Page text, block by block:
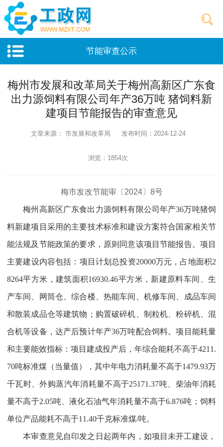
节能审查公示
梅州市发展和改革局关于梅州高新区广东食
出力源饲料有限公司年产36万吨 猪饲料新
建项目节能报告的审查意见
文章来源： 市发展和改革局 发布时间：2024-12-24
浏览：1854次
梅市发改节能审〔2024〕8号
梅州高新区广东食出力源饲料有限公司年产36万吨猪饲
料新建项目采用的主要技术标准和建设方案符合国家相关节
能法规及节能政策的要求，原则同意该项目节能报告。项目
主要建设内容包括：项目计划总投资20000万元，占地面积2
8264平方米，建筑面积16930.46平方米，新建原料车间、生
产车间、网筒仓、综合楼、热能车间、机修车间、成品车间
和散装成品仓等建筑物；购置破碎机、制粒机、粉碎机、混
合机等设备，达产后预计年产36万吨配合饲料。项目能耗量
和主要能效指标：项目建成投产后，年综合能耗不高于4211.
70吨标准煤（当量值），其中年电力消耗量不高于1479.93万
千瓦时、外购蒸汽年消耗量不高于25171.37吨、柴油年消耗
量不高于2.05吨、液化石油气年消耗量不高于6.876吨；饲料
单位产品能耗不高于11.40千克标准煤/吨。
本审查意见自印发之日起两年内，如项目未开工建设，